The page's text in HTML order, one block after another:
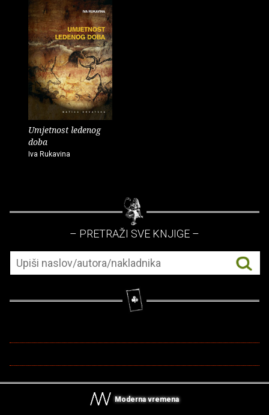
Umjetnost ledenog
doba
Iva Rukavina
– PRETRAŽI SVE KNJIGE –
Moderna vremena